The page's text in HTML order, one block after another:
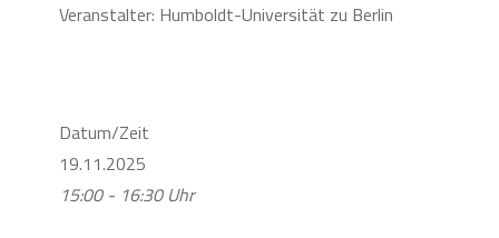
Veranstalter: Humboldt-Universität zu Berlin
Datum/Zeit
19.11.2025
15:00 - 16:30 Uhr